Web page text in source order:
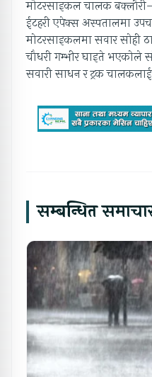
मोटरसाइकल चालक
ईटहरी एपेक्स अस्पतालमा
मोटरसाइकलमा सवार सोही
चौधरी गम्भीर घाइते भएकोले
सवारी साधन र ट्रक
सम्बन्धित